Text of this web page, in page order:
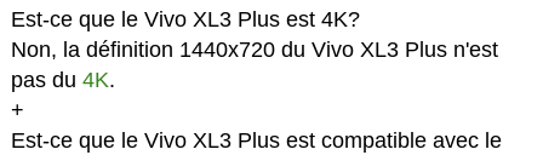
Est-ce que le Vivo XL3 Plus est 4K?
Non, la définition 1440x720 du Vivo XL3 Plus n'est
pas du 4K.
+
Est-ce que le Vivo XL3 Plus est compatible avec le